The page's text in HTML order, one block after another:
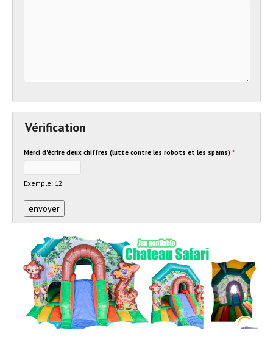
Vérification
Merci d'écrire deux chiffres (lutte contre les robots et les spams) *
Exemple: 12